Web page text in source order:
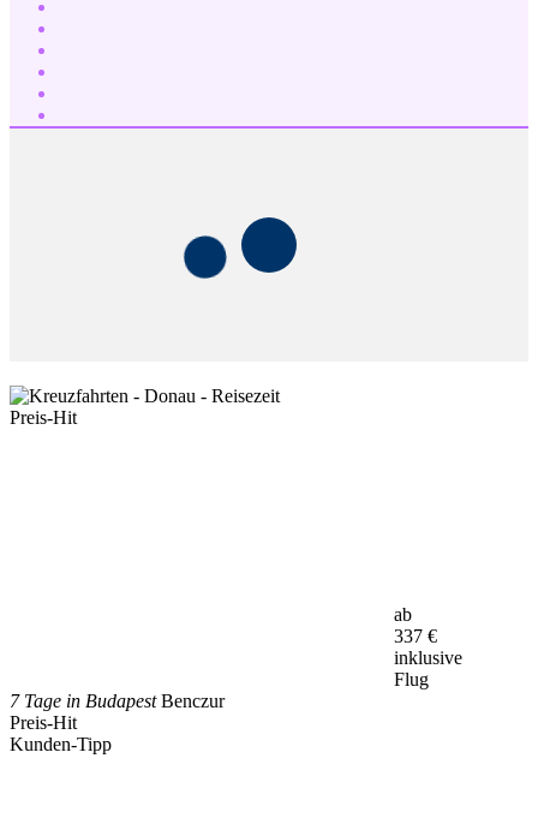
Preis-Hit
ab
337 €
inklusive
Flug
7 Tage in BudapestBenczur
Preis-Hit
Kunden-Tipp